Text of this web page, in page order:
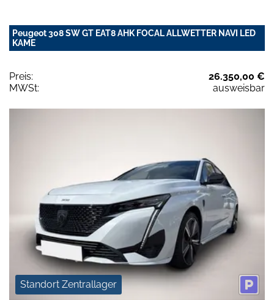
Peugeot 308 SW GT EAT8 AHK FOCAL ALLWETTER NAVI LED
KAME
Preis:
26.350,00 €
MWSt:
ausweisbar
Standort Zentrallager